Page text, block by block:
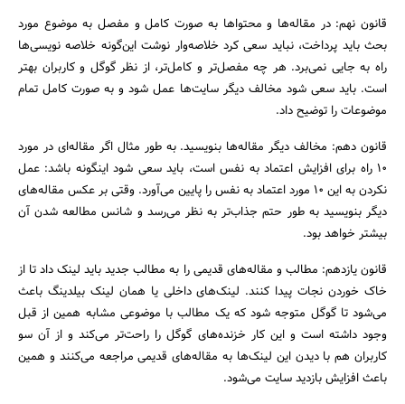
قانون نهم: در مقاله‌ها و محتواها به صورت کامل و مفصل به موضوع مورد
بحث باید پرداخت، نباید سعی کرد خلاصه‌وار نوشت این‌گونه خلاصه نویسی‌ها
راه به جایی نمی‌برد. هر چه مفصل‌تر و کامل‌تر، از نظر گوگل و کاربران بهتر
است. باید سعی شود مخالف دیگر سایت‌ها عمل شود و به صورت کامل تمام
موضوعات را توضیح داد.
قانون دهم: مخالف دیگر مقاله‌ها بنویسید. به طور مثال اگر مقاله‌ای در مورد
10 راه برای افزایش اعتماد به نفس است، باید سعی شود اینگونه باشد: عمل
نکردن به این 10 مورد اعتماد به نفس را پایین می‌آورد. وقتی بر عکس مقاله‌های
دیگر بنویسید به طور حتم جذاب‌تر به نظر می‌رسد و شانس مطالعه شدن آن
بیشتر خواهد بود.
قانون یازدهم: مطالب و مقاله‌های قدیمی را به مطالب جدید باید لینک داد تا از
خاک خوردن نجات پیدا کنند. لینک‌های داخلی یا همان لینک بیلدینگ باعث
می‌شود تا گوگل متوجه شود که یک مطالب با موضوعی مشابه همین از قبل
وجود داشته است و این کار خزنده‌های گوگل را راحت‌تر می‌کند و از آن سو
کاربران هم با دیدن این لینک‌ها به مقاله‌های قدیمی مراجعه می‌کنند و همین
باعث افزایش بازدید سایت می‌شود.